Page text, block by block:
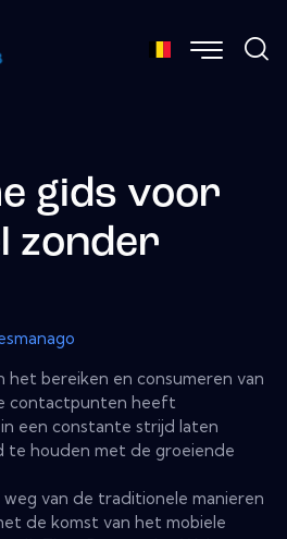
gids voor
zonder
het bereiken en consumeren van
contactpunten heeft
een constante strijd laten
te houden met de groeiende
weg van de traditionele manieren
de komst van het mobiele